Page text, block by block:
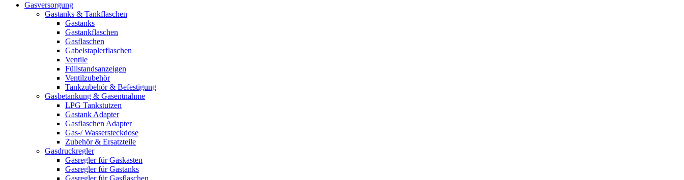
Gasversorgung
Gastanks & Tankflaschen
Gastanks
Gastankflaschen
Gasflaschen
Gabelstaplerflaschen
Ventile
Füllstandsanzeigen
Ventilzubehör
Tankzubehör & Befestigung
Gasbetankung & Gasentnahme
LPG Tankstutzen
Gastank Adapter
Gasflaschen Adapter
Gas-/ Wassersteckdose
Zubehör & Ersatzteile
Gasdruckregler
Gasregler für Gaskasten
Gasregler für Gastanks
Gasregler für Gasflaschen